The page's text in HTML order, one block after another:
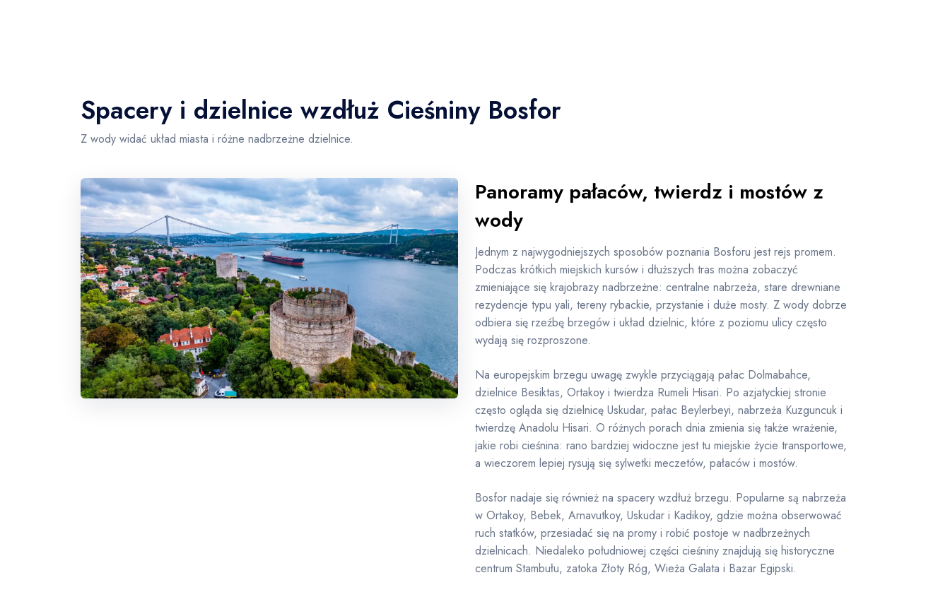
Spacery i dzielnice wzdłuż Cieśniny Bosfor
Z wody widać układ miasta i różne nadbrzeżne dzielnice.
Panoramy pałaców, twierdz i mostów z
wody
Jednym z najwygodniejszych sposobów poznania Bosforu jest rejs promem.
Podczas krótkich miejskich kursów i dłuższych tras można zobaczyć
zmieniające się krajobrazy nadbrzeżne: centralne nabrzeża, stare drewniane
rezydencje typu yali, tereny rybackie, przystanie i duże mosty. Z wody dobrze
odbiera się rzeźbę brzegów i układ dzielnic, które z poziomu ulicy często
wydają się rozproszone.
Na europejskim brzegu uwagę zwykle przyciągają pałac Dolmabahce,
dzielnice Besiktas, Ortakoy i twierdza Rumeli Hisari. Po azjatyckiej stronie
często ogląda się dzielnicę Uskudar, pałac Beylerbeyi, nabrzeża Kuzguncuk i
twierdzę Anadolu Hisari. O różnych porach dnia zmienia się także wrażenie,
jakie robi cieśnina: rano bardziej widoczne jest tu miejskie życie transportowe,
a wieczorem lepiej rysują się sylwetki meczetów, pałaców i mostów.
Bosfor nadaje się również na spacery wzdłuż brzegu. Popularne są nabrzeża
w Ortakoy, Bebek, Arnavutkoy, Uskudar i Kadikoy, gdzie można obserwować
ruch statków, przesiadać się na promy i robić postoje w nadbrzeżnych
dzielnicach. Niedaleko południowej części cieśniny znajdują się historyczne
centrum Stambułu, zatoka Złoty Róg, Wieża Galata i Bazar Egipski.